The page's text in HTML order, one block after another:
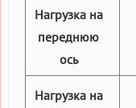
Нагрузка на
переднюю
ось
Нагрузка на